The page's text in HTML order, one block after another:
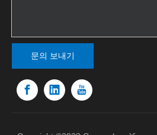
문의 보내기